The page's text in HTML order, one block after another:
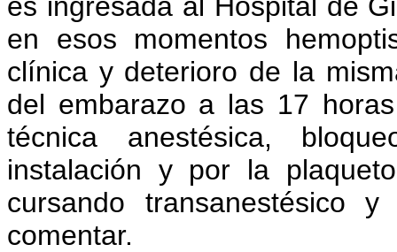
en esos momentos
clínica y deterioro de la
del embarazo a las 17
técnica anestésica,
instalación y por la
cursando transanestésico
comentar.